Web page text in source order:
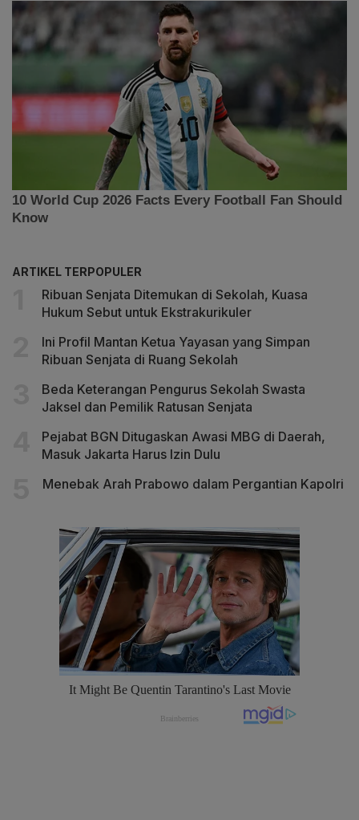
ARTIKEL TERPOPULER
Ribuan Senjata Ditemukan di Sekolah, Kuasa
Hukum Sebut untuk Ekstrakurikuler
Ini Profil Mantan Ketua Yayasan yang Simpan
Ribuan Senjata di Ruang Sekolah
Beda Keterangan Pengurus Sekolah Swasta
Jaksel dan Pemilik Ratusan Senjata
Pejabat BGN Ditugaskan Awasi MBG di Daerah,
Masuk Jakarta Harus Izin Dulu
Menebak Arah Prabowo dalam Pergantian Kapolri